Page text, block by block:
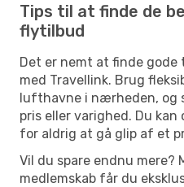
Tips til at finde de
flytilbud
Det er nemt at finde
med Travellink. Brug
lufthavne i nærheden, og
pris eller varighed. Du
for aldrig at gå glip af et
Vil du spare endnu mere?
medlemskab får du